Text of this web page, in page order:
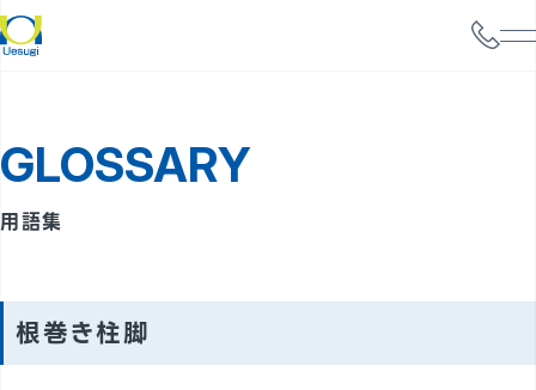
サービス案内
構造設計
携帯電話基地局強度検討
GLOSSARY
用語集
根巻き柱脚